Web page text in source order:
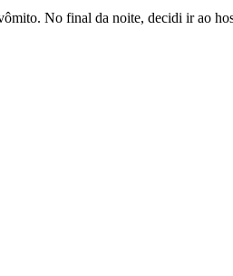
No final da noite, decidi ir ao